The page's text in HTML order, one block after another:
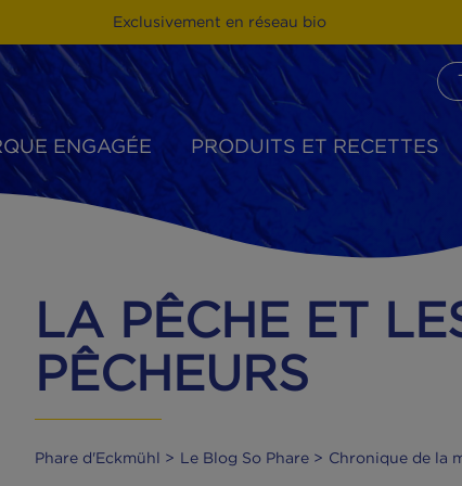
Exclusivement en réseau bio
MARQUE ENGAGÉE PRODUITS ET
LA PÊCHE
PÊCHEURS